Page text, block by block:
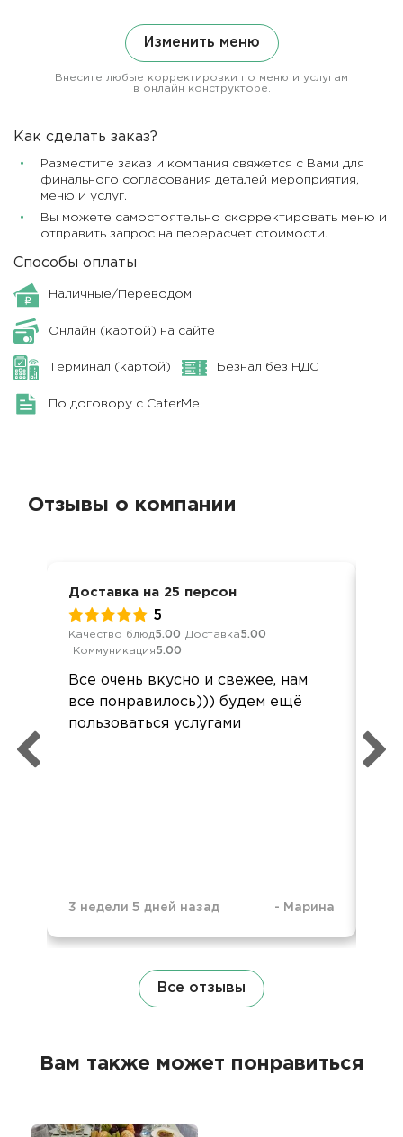
Изменить меню
Внесите любые корректировки по меню и услугам
в онлайн конструкторе.
Как сделать заказ?
Разместите заказ и компания свяжется с Вами для
финального согласования деталей мероприятия,
меню и услуг.
Вы можете самостоятельно скорректировать меню и
отправить запрос на перерасчет стоимости.
Способы оплаты
Наличные/Переводом
Онлайн (картой) на сайте
Терминал (картой) Безнал без НДС
По договору с CaterMe
Отзывы о компании
Доставка на 25 персон
5
Качество блюд5.00 Доставка5.00
Коммуникация5.00
Все очень вкусно и свежее, нам
все понравилось))) будем ещё
пользоваться услугами
3 недели 5 дней назад - Марина
Все отзывы
Вам также может понравиться